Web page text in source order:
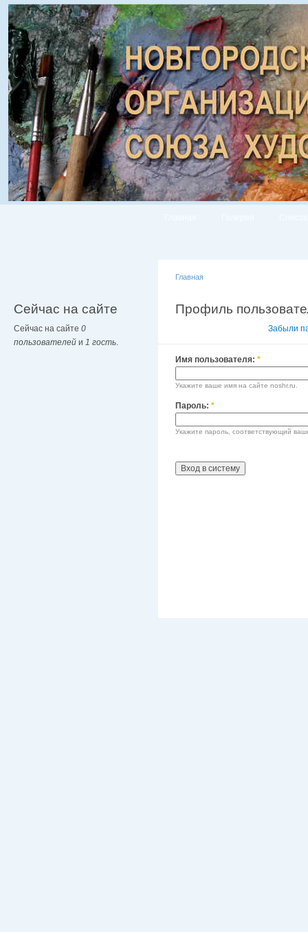
Сейчас на сайте
Сейчас на сайте 0
пользователей и 1 гость.
Главная
Профиль
Забыли
Имя пользователя: *
Укажите ваше имя на сайте noshr.ru.
Пароль: *
Укажите пароль, соответствующий